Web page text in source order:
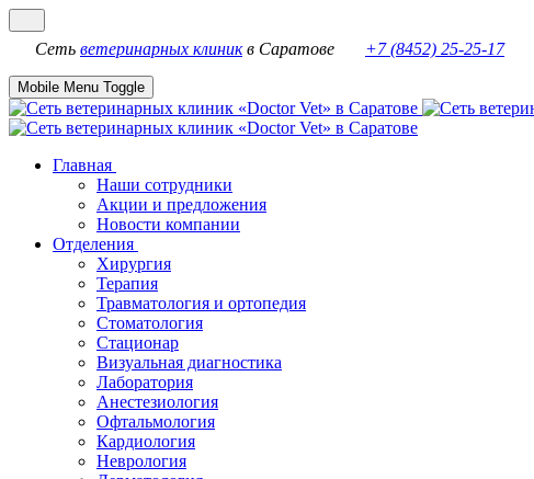
Сеть ветеринарных клиникв Саратове +7 (8452) 25-25-17
Mobile Menu Toggle
Главная
Наши сотрудники
Акции и предложения
Новости компании
Отделения
Хирургия
Терапия
Травматология и ортопедия
Стоматология
Стационар
Визуальная диагностика
Лаборатория
Анестезиология
Офтальмология
Кардиология
Неврология